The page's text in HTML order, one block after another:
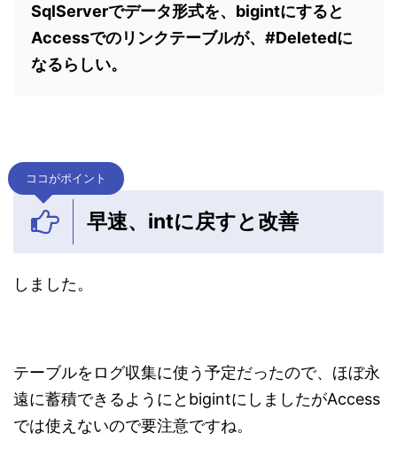
SqlServerでデータ形式を、bigintにすると
Accessでのリンクテーブルが、#Deletedに
なるらしい。
ココがポイント
早速、intに戻すと改善
しました。
テーブルをログ収集に使う予定だったので、ほぼ永
遠に蓄積できるようにとbigintにしましたがAccess
では使えないので要注意ですね。